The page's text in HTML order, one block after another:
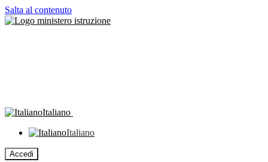
Salta al contenuto
Italiano
Italiano
Accedi